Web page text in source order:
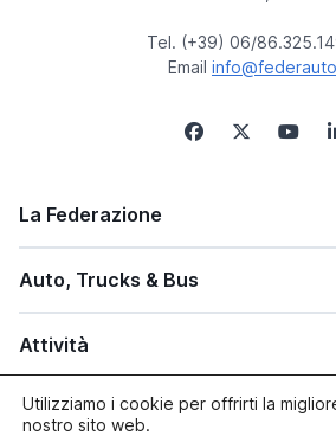
Tel. (+39) 06/
Email
La Federazione
Auto, Trucks & Bus
Attività
Altre info
Utilizziamo i cookie per offrirti la
nostro sito web.